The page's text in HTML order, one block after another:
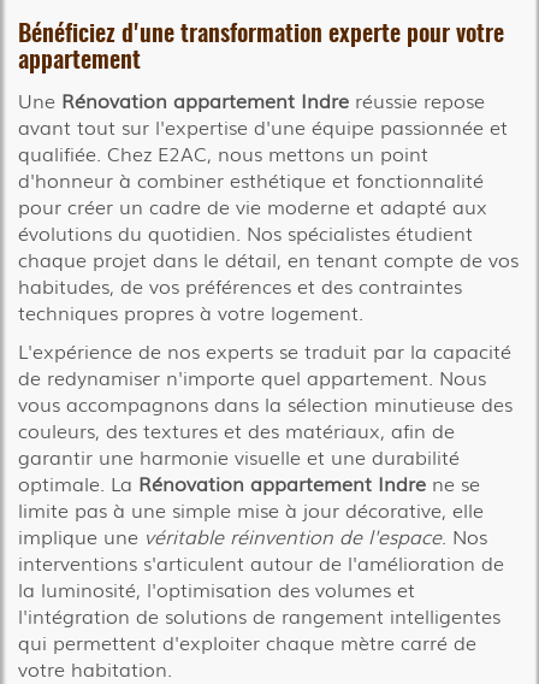
Bénéficiez d'une transformation experte pour votre
appartement
Une Rénovation appartement Indre réussie repose
avant tout sur l'expertise d'une équipe passionnée et
qualifiée. Chez E2AC, nous mettons un point
d'honneur à combiner esthétique et fonctionnalité
pour créer un cadre de vie moderne et adapté aux
évolutions du quotidien. Nos spécialistes étudient
chaque projet dans le détail, en tenant compte de vos
habitudes, de vos préférences et des contraintes
techniques propres à votre logement.
L'expérience de nos experts se traduit par la capacité
de redynamiser n'importe quel appartement. Nous
vous accompagnons dans la sélection minutieuse des
couleurs, des textures et des matériaux, afin de
garantir une harmonie visuelle et une durabilité
optimale. La Rénovation appartement Indre ne se
limite pas à une simple mise à jour décorative, elle
implique une véritable réinvention de l'espace. Nos
interventions s'articulent autour de l'amélioration de
la luminosité, l'optimisation des volumes et
l'intégration de solutions de rangement intelligentes
qui permettent d'exploiter chaque mètre carré de
votre habitation.